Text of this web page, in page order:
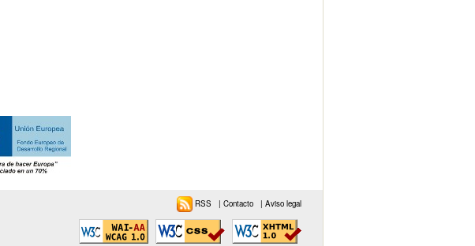
RSS |Contacto |Aviso legal